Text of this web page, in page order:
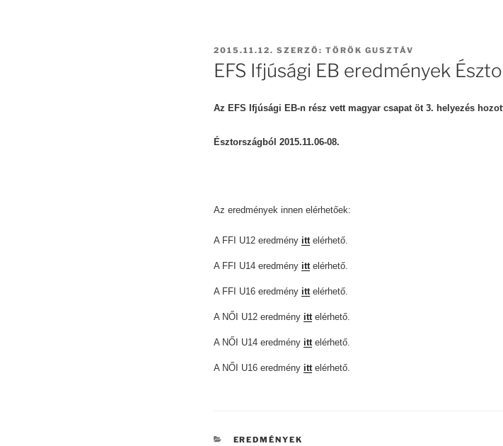
BEKÜLDVE:
2015.11.12. SZERZŐ: TÖRÖK GUSZTÁV
EFS Ifjúsági EB eredmények
Az EFS Ifjúsági EB-n rész vett magyar csapat öt 3. helyezés
Észtországból 2015.11.06-08.
Az eredmények innen elérhetőek:
A FFI U12 eredmény itt elérhető.
A FFI U14 eredmény itt elérhető.
A FFI U16 eredmény itt elérhető.
A NŐI U12 eredmény itt elérhető.
A NŐI U14 eredmény itt elérhető.
A NŐI U16 eredmény itt elérhető.
KATEGÓRIÁK
EREDMÉNYEK